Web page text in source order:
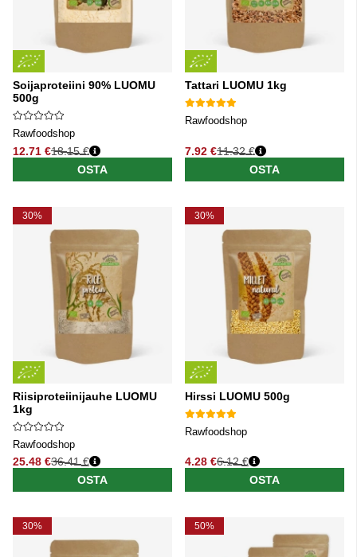
Soijaproteiini 90% LUOMU
500g
Rawfoodshop
12.71 €
Normaali hinta
18.15 €
OSTA
Tattari LUOMU 1kg
Rawfoodshop
7.92 €
Normaali hinta
11.32 €
OSTA
30%
Riisiproteiinijauhe LUOMU
1kg
Rawfoodshop
25.48 €
Normaali hinta
36.41 €
OSTA
30%
Hirssi LUOMU 500g
Rawfoodshop
4.28 €
Normaali hinta
6.12 €
OSTA
30% 50%